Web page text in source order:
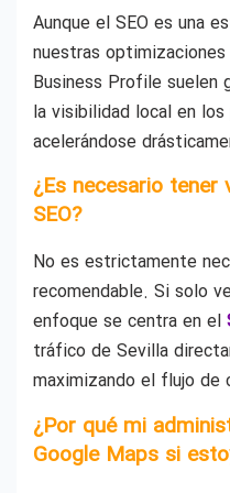
Aunque el SEO es una
nuestras
Business Profile suelen
la visibilidad local en
acelerándose
¿Es necesario tener
SEO?
No es estrictamente
recomendable. Si solo
enfoque se centra en el
tráfico de Sevilla
maximizando el flujo de
¿Por qué mi
Google Maps si